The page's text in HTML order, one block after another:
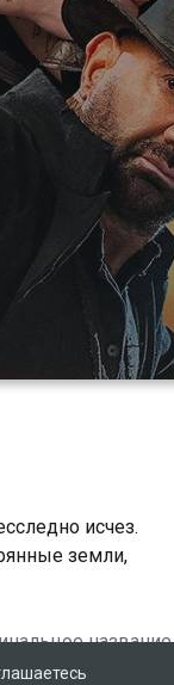
исчез.
земли,
название
Lands